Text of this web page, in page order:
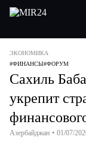
ЭКОНОМИКА
#ФИНАНСЫ#ФОРУМ
Сахиль
укрепит
Азербайджан • 01/07/